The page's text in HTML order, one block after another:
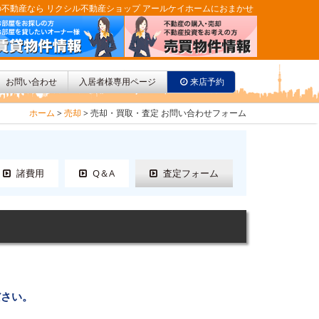
動産なら リクシル不動産ショップ アールケイホームにおまかせ
お問い合わせ 入居者様専用ページ 来店予約
ホーム >売却 >売却・買取・査定 お問い合わせフォーム
諸費用 Q＆A 査定フォーム
い。